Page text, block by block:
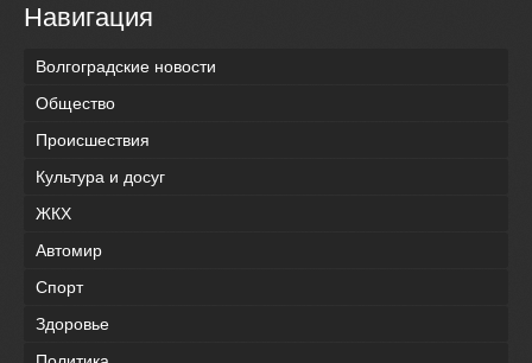
Навигация
Волгоградские новости
Общество
Происшествия
Культура и досуг
ЖКХ
Автомир
Спорт
Здоровье